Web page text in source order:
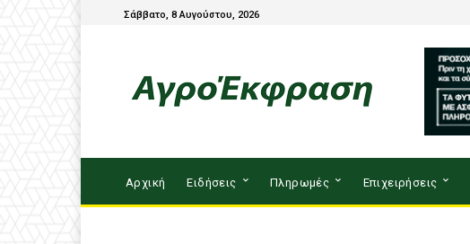
Σάββατο, 8 Αυγούστου, 2026
Αρχική Ειδήσεις Πληρωμές Επιχειρήσεις